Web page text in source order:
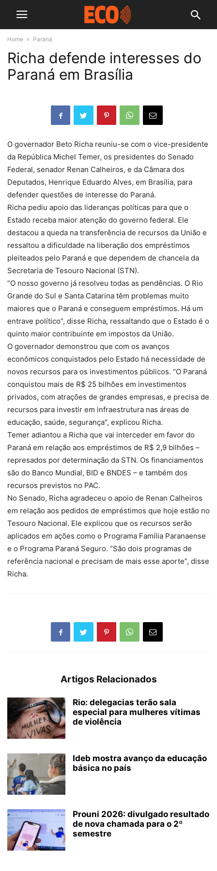
Home Paraná
Richa defende interesses do
Paraná em Brasília
O governador Beto Richa reuniu-se com o vice-presidente
da República Michel Temer, os presidentes do Senado
Federal, senador Renan Calheiros, e da Câmara dos
Deputados, Henrique Eduardo Alves, em Brasília, para
defender questões de interesse do Paraná.
Richa pediu apoio das lideranças políticas para que o
Estado receba maior atenção do governo federal. Ele
destacou a queda na transferência de recursos da União e
ressaltou a dificuldade na liberação dos empréstimos
pleiteados pelo Paraná e que dependem de chancela da
Secretaria de Tesouro Nacional (STN).
“O nosso governo já resolveu todas as pendências. O Rio
Grande do Sul e Santa Catarina têm problemas muito
maiores que o Paraná e conseguem empréstimos. Há um
entrave político”, disse Richa, ressaltando que o Estado é o
quinto maior contribuinte em impostos da União.
O governador demonstrou que com os avanços
econômicos conquistados pelo Estado há necessidade de
novos recursos para os investimentos públicos. “O Paraná
conquistou mais de R$ 25 bilhões em investimentos
privados, com atrações de grandes empresas, e precisa de
recursos para investir em infraestrutura nas áreas de
educação, saúde, segurança”, explicou Richa.
Temer adiantou a Richa que vai interceder em favor do
Paraná em relação aos empréstimos de R$ 2,9 bilhões –
represados por determinação da STN. Os financiamentos
são do Banco Mundial, BID e BNDES – e também dos
recursos previstos no PAC.
No Senado, Richa agradeceu o apoio de Renan Calheiros
em relação aos pedidos de empréstimos que hoje estão no
Tesouro Nacional. Ele explicou que os recursos serão
aplicados em ações como o Programa Família Paranaense
e o Programa Paraná Seguro. “São dois programas de
referência nacional e precisam de mais esse aporte”, disse
Richa.
Artigos Relacionados
Rio: delegacias terão sala
especial para mulheres vítimas
de violência
Ideb mostra avanço da educação
básica no país
Prouni 2026: divulgado resultado
de nova chamada para o 2º
semestre